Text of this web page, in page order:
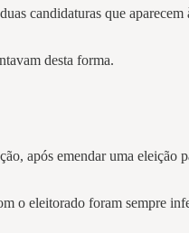
candidaturas que aparecem
desta forma.
após emendar uma eleição
o eleitorado foram sempre